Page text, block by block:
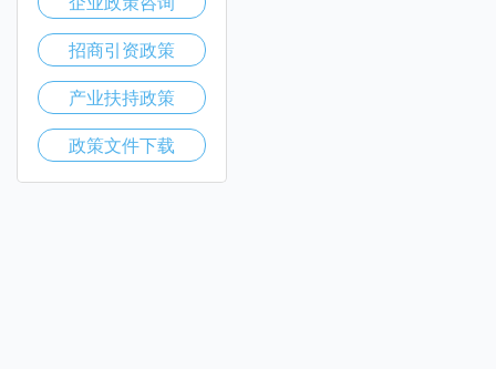
招商引资政策
产业扶持政策
政策文件下载